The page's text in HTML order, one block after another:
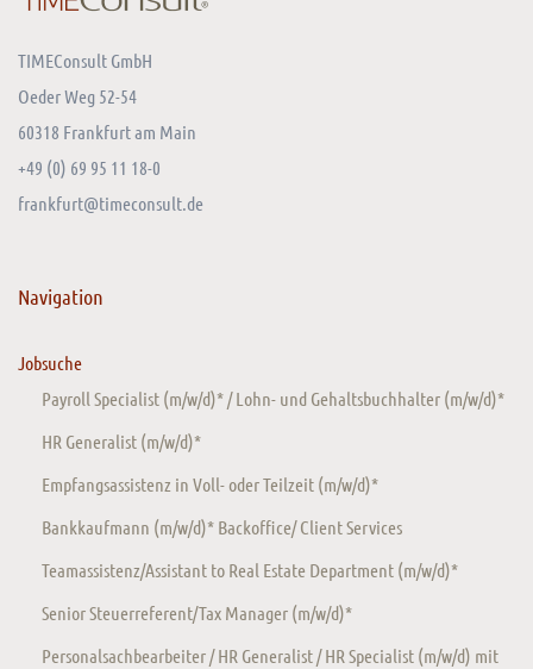
TIMEConsult GmbH
Oeder Weg 52-54
60318 Frankfurt am Main
+49 (0) 69 95 11 18-0
frankfurt@timeconsult.de
Navigation
Jobsuche
Payroll Specialist (m/w/d)* / Lohn- und Gehaltsbuchhalter (m/w/d)*
HR Generalist (m/w/d)*
Empfangsassistenz in Voll- oder Teilzeit (m/w/d)*
Bankkaufmann (m/w/d)* Backoffice/ Client Services
Teamassistenz/Assistant to Real Estate Department (m/w/d)*
Senior Steuerreferent/Tax Manager (m/w/d)*
Personalsachbearbeiter / HR Generalist / HR Specialist (m/w/d) mit